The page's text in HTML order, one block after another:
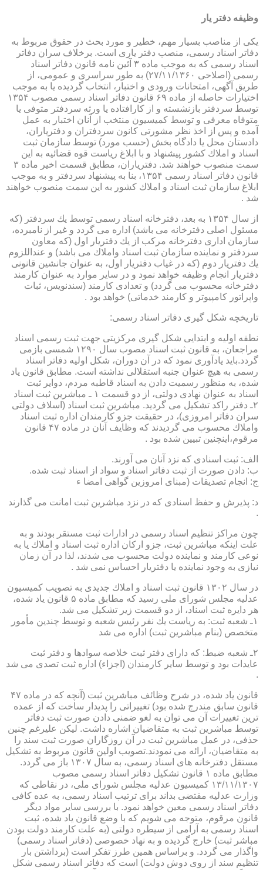
وظیفه دفتر یار
یكی از مناصب بسیار مهم، خطیر و مورد بحث در حقوق مربوط به
دفاتر اسناد رسمی، منصب دفتر یاری است. برخلاف سران دفاتر
اسناد رسمی كه به موجب ماده ۳ آئین نامه قانون دفاتر اسناد
رسمی (اصلاحی ۲۷/۱۱/۱۳۶۰) به طور سراسری و عمومی، از
طریق آگهی، امتحانات ورودی و اختبار، انتخاب گردیده یا به موجب
اختیارات حاصله از ماده ۶۹ قانون دفاتر اسناد رسمی مصوب ۱۳۵۴
توسط سردفتر بازنشسته و از كارافتاده یا ورثه سردفتر متوفی یا
متوفاه معرفی و توسط كمیسیون منتخب از آنان اختبار به عمل
آمده و پس از اخذ نظر مشورتی كانون سردفتران و دفتریاران،
دادستان محل یا دادگاه بخش (حسب مورد) توسط سازمان ثبت
اسناد و املاك كشور پیشنهاد و با ابلاغ ریاست قوه قضائیه به این
سمت منصوب خواهند شد. دفتریاران، مطابق قسمت اخیر ماده ۳
قانون دفاتر اسناد رسمی ۱۳۵۴، بنا به پیشنهاد سردفتر و به موجب
ابلاغ سازمان ثبت اسناد و املاك كشور به این سمت منصوب خواهند
شد .
از سال ۱۳۵۴ به بعد، دفترخانه اسناد رسمی توسط یك سردفتر (كه
مسئول اصلی دفترخانه می باشد) اداره می گردد و غیر از نامبرده،
سازمان اداری دفترخانه مركب از یك دفتریار اول (كه معاون
سردفتر و نماینده سازمان ثبت اسناد واملاك می باشد) و عنداللزوم
یك دفتریار دوم (كه در غیاب دفتریار اول، به عنوان جانشین قانونی
دفتریار انجام وظیفه خواهد نمود و در سایر موارد به عنوان كارمند
دفترخانه محسوب می گردد) و تعدادی كارمند (سندنویس، ثبات
واپراتور كامپیوتر و كارمند خدماتی) خواهد بود .
تاریخچه شكل گیری دفاتر اسناد رسمی:
نطفه اولیه و ابتدایی شكل گیری مركزیتی جهت ثبت رسمی اسناد
مراجعان، به قانون ثبت اسناد مصوب سال ۱۲۹۰ شمسی بازمی
گردد.باید یادآوری نمود كه در آن دوران، شكل اولیه دفاتر اسناد
رسمی به هیچ عنوان جنبه استقلالی نداشته است. مطابق قانون یاد
شده، به منظور رسمیت دادن به اسناد قاطبه مردم، دوایر ثبت
اسناد به عنوان نهادی دولتی، از دو قسمت ۱ ـ مباشرین ثبت اسناد
۲ـ دفتر راكد تشكیل می گردید. مباشرین ثبت اسناد (اسلاف دولتی
سران دفاتر امروزی)، در حقیقت جزو كارمندان اداره ثبت اسناد
واملاك محسوب می گردیدند كه وظایف آنان در ماده ۴۷ قانون
مرقوم،اینچنین تبیین شده بود .
الف: ثبت اسنادی كه نزد آنان می آورند.
ب: دادن صورت از ثبت دفاتر اسناد و سواد از اسناد ثبت شده.
ج: انجام تصدیقات (مبنای امروزین گواهی امضا ء
د: پذیرش و حفظ اسنادی كه در نزد مباشرین ثبت امانت می گذارند
.
چون مراكز تنظیم اسناد رسمی در ادارات ثبت مستقر بودند و به
علت اینكه مباشرین ثبت، جزو اركان اداره ثبت اسناد و املاك یا به
نوعی كارمند و نماینده دولت محسوب می شدند، لذا در آن زمان
نیازی به وجود نماینده یا دفتریار احساس نمی شد .
در سال ۱۳۰۲ قانون ثبت اسناد و املاك جدیدی به تصویب كمیسیون
عدلیه مجلس شورای ملی رسید كه مطابق ماده ۵ قانون یاد شده،
هر دایره ثبت اسناد، از دو قسمت زیر تشكیل می شد.
۱ـ شعبه ثبت: به ریاست یك نفر رئیس شعبه و توسط چندین مأمور
متخصص (بنام مباشرین ثبت) اداره می شد
۲ـ شعبه ضبط: كه دارای دفتر ثبت خلاصه سوادها و دفتر ثبت
عایدات بود و توسط سایر كارمندان (اجزاء) اداره ثبت تصدی می شد
.
قانون یاد شده، در شرح وظائف مباشرین ثبت (آنچه كه در ماده ۴۷
قانون سابق مندرج شده بود) تغییراتی را پدیدار ساخت كه از عمده
ترین تغییرات آن می توان به لغو ضمنی دادن صورت ثبت دفاتر
توسط مباشرین ثبت به متقاضیان اشاره داشت. لیكن علیرغم چنین
حذفی، در عمل مباشرین ثبت در آن روزگاران صورت ثبت سند را
به متقاضیان، ارائه می نمودند.تصویب اولین قانون مربوط به تشكیل
مستقل دفترخانه های اسناد رسمی، به سال ۱۳۰۷ باز می گردد.
مطابق ماده ۱ قانون تشكیل دفاتر اسناد رسمی مصوب
۱۳/۱۱/۱۳۰۷ كمیسیون عدلیه مجلس شورای ملی، در نقاطی كه
وزارت عدلیه مقتضی بداند برای ترتیب اسناد رسمی، به عده كافی
دفاتر اسناد رسمی معین خواهد نمود. با بررسی سایر مواد دیگر
قانون مرقوم، متوجه می شویم كه با وضع قانون یاد شده، ثبت
اسناد رسمی به آرامی از سیطره دولتی (به علت كارمند دولت بودن
مباشر ثبت) خارج گردیده و به نهاد خصوصی (دفاتر اسناد رسمی)
واگذار می گردد. و براساس همین طرز تفكر است (برداشتن بار
تنظیم سند از روی دوش دولت) است كه دفاتر اسناد رسمی شكل